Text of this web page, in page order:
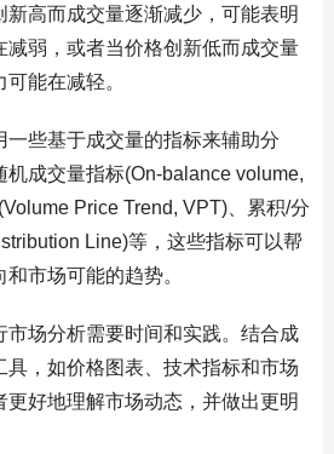
高而成交量逐渐减少，可能表明
减弱，或者当价格创新低而成交量
能在减轻。
一些基于成交量的指标来辅助分
机成交量指标(On-balance volume,
Price Trend, VPT)、累积/分
Line)等，这些指标可以帮
市场可能的趋势。
市场分析需要时间和实践。结合成
具，如价格图表、技术指标和市场
更好地理解市场动态，并做出更明